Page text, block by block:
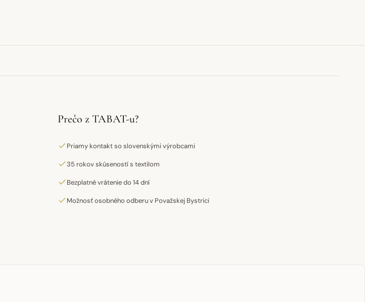
Prečo z TABAT-u?
Priamy kontakt so slovenskými výrobcami
35 rokov skúseností s textilom
Bezplatné vrátenie do 14 dní
Možnosť osobného odberu v Považskej Bystrici